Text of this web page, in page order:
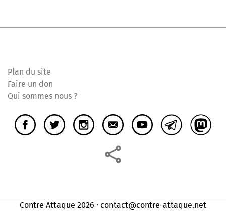
Plan du site
Faire un don
Qui sommes nous ?
Contre Attaque 2026 ⸱ contact@contre-attaque.net